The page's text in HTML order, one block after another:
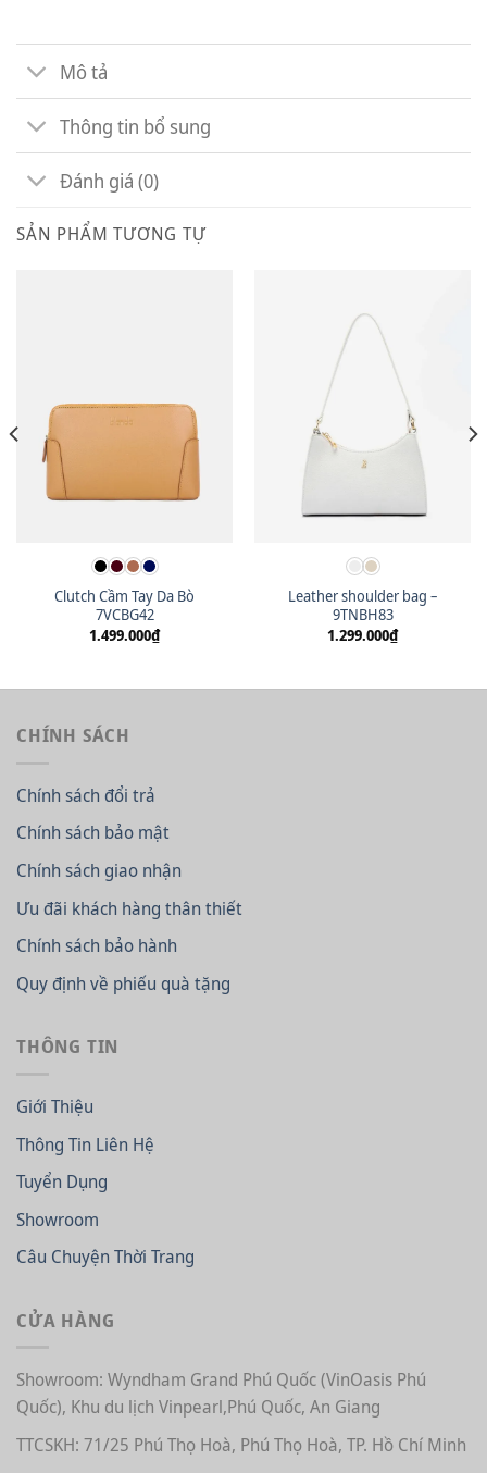
Mô tả
Thông tin bổ sung
Đánh giá (0)
SẢN PHẨM TƯƠNG TỰ
Clutch Cầm Tay Da Bò
7VCBG42
1.499.000₫
Leather shoulder bag –
9TNBH83
1.299.000₫
CHÍNH SÁCH
Chính sách đổi trả
Chính sách bảo mật
Chính sách giao nhận
Ưu đãi khách hàng thân thiết
Chính sách bảo hành
Quy định về phiếu quà tặng
THÔNG TIN
Giới Thiệu
Thông Tin Liên Hệ
Tuyển Dụng
Showroom
Câu Chuyện Thời Trang
CỬA HÀNG
Showroom: Wyndham Grand Phú Quốc (VinOasis Phú
Quốc), Khu du lịch Vinpearl,Phú Quốc, An Giang
TTCSKH: 71/25 Phú Thọ Hoà, Phú Thọ Hoà, TP. Hồ Chí Minh